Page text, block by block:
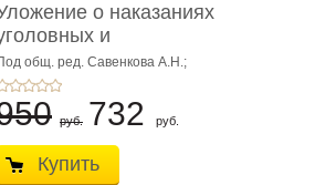
о наказаниях
и
...
общ. ред. Савенкова А.Н.;
науч. ред. и рук. авт. кол. Чучаев
руб. 732 руб.
Купить